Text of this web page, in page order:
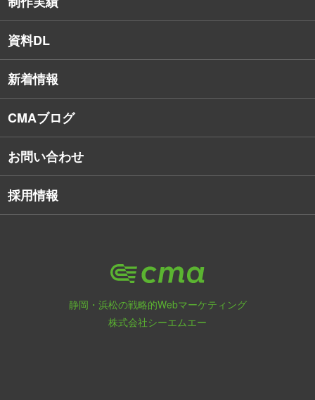
SEO対策
Webアプリケーション開発
資料DL
新着情報
CMAブログ
お問い合わせ
採用情報
静岡・浜松の戦略的Webマーケティング
株式会社シーエムエー